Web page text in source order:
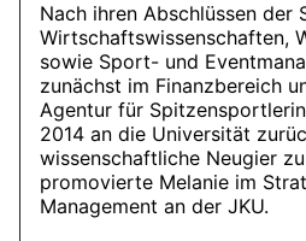
Nach ihren Abschlüssen der
Wirtschaftswissenschaften,
sowie Sport- und
zunächst im Finanzbereich
Agentur für
2014 an die Universität
wissenschaftliche Neugier
promovierte Melanie im
Management an der JKU.